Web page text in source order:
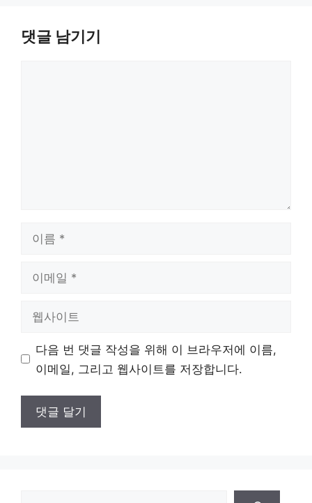
댓글 남기기
트
다음 번 댓글 작성을 위해 이 브라우저에 이름,
이메일, 그리고 웹사이트를 저장합니다.